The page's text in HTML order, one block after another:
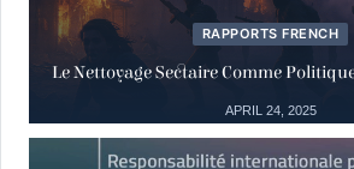
de l’Homme et de la Société Civile
Syrie
RAPPORTS FRENCH
Le Nettoyage Sectaire Comme
APRIL 24, 2025